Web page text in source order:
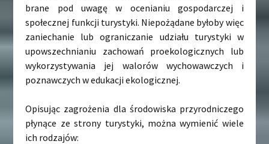
brane pod uwagę w ocenianiu gospodarczej i
społecznej funkcji turystyki. Niepożądane byłoby więc
zaniechanie lub ograniczanie udziału turystyki w
upowszechnianiu zachowań proekologicznych lub
wykorzystywania jej walorów wychowawczych i
poznawczych w edukacji ekologicznej.
Opisując zagrożenia dla środowiska przyrodniczego
płynące ze strony turystyki, można wymienić wiele
ich rodzajów: